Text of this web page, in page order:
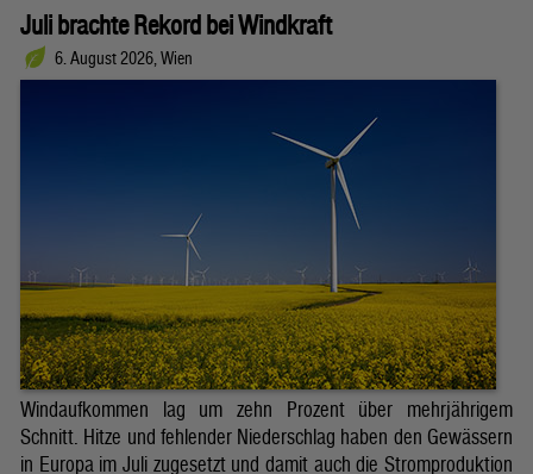
Juli brachte Rekord bei Windkraft
6. August 2026, Wien
Windaufkommen lag um zehn Prozent über mehrjährigem
Schnitt. Hitze und fehlender Niederschlag haben den Gewässern
in Europa im Juli zugesetzt und damit auch die Stromproduktion